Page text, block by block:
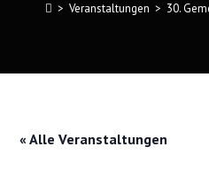
> Veranstaltungen > 30.
« Alle Veranstaltungen